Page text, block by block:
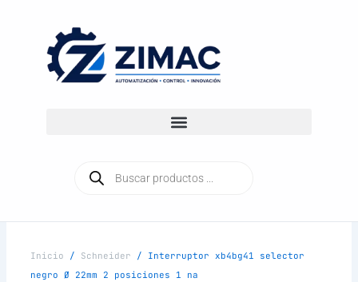
contenido
productos
Inicio / Schneider / Interruptor xb4bg41 selector
negro Ø 22mm 2 posiciones 1 na